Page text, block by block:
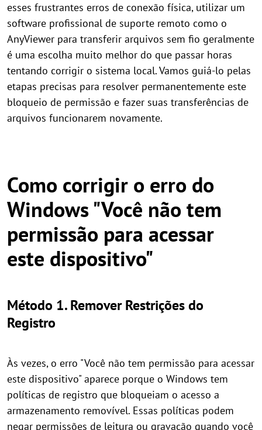
esses frustrantes erros de conexão física, utilizar um
software profissional de suporte remoto como o
AnyViewer para transferir arquivos sem fio geralmente
é uma escolha muito melhor do que passar horas
tentando corrigir o sistema local. Vamos guiá-lo pelas
etapas precisas para resolver permanentemente este
bloqueio de permissão e fazer suas transferências de
arquivos funcionarem novamente.
Como corrigir o erro do
Windows "Você não tem
permissão para acessar
este dispositivo"
Método 1. Remover Restrições do
Registro
Às vezes, o erro "Você não tem permissão para acessar
este dispositivo" aparece porque o Windows tem
políticas de registro que bloqueiam o acesso a
armazenamento removível. Essas políticas podem
negar permissões de leitura ou gravação quando você